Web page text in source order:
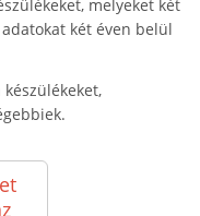
melyeket két
két éven belül
készülékeket,